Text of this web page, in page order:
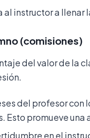
al instructor a llenar
(comisiones)
del valor de la
del profesor con
Esto promueve
en el